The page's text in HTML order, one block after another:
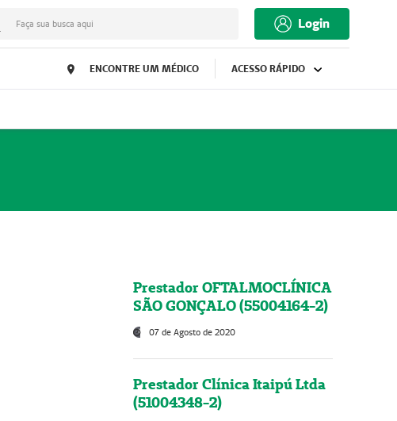
Faça sua busca aqui Login
ENCONTRE UM MÉDICO ACESSO RÁPIDO
Prestador OFTALMOCLÍNICA
SÃO GONÇALO (55004164-2)
07 de Agosto de 2020
Prestador Clínica Itaipú Ltda
(51004348-2)